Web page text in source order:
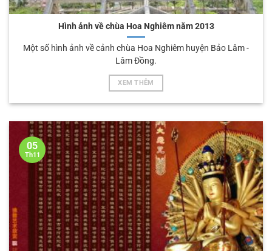
Hình ảnh về chùa Hoa Nghiêm năm 2013
Một số hình ảnh về cảnh chùa Hoa Nghiêm huyện Bảo Lâm -
Lâm Đồng.
XEM THÊM
05
Th11